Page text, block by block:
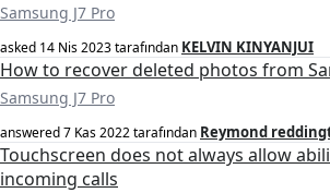
Samsung J7 Pro
asked 14 Nis 2023tarafından KELVIN KINYANJUI
How to recover deleted photos from
Samsung J7 Pro
answered7 Kas 2022tarafından Reymond
Touchscreen does not always allow
incoming calls